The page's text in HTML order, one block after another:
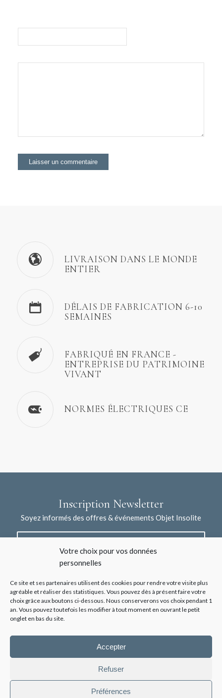
Votre choix pour vos données
personnelles
Ce site et ses partenaires utilisent des cookies pour rendre votre visite plus
agréable et réaliser des statistiques. Vous pouvez dès à présent faire votre
choix grâce aux boutons ci-dessous. Nous conserverons vos choix pendant 1
an. Vous pouvez toutefois les modifier à tout moment en ouvrant le petit
onglet en bas du site.
Accepter
Refuser
Préférences
LIVRAISON DANS LE MONDE
ENTIER
DÉLAIS DE FABRICATION 6-10
SEMAINES
FABRIQUÉ EN FRANCE -
ENTREPRISE DU PATRIMOINE
VIVANT
NORMES ÉLECTRIQUES CE
Inscription Newsletter
Soyez informés des offres & événements Objet Insolite
J'accepte la collecte de mes données à l'aide de ce formulaire /
Voir les mentions légales*